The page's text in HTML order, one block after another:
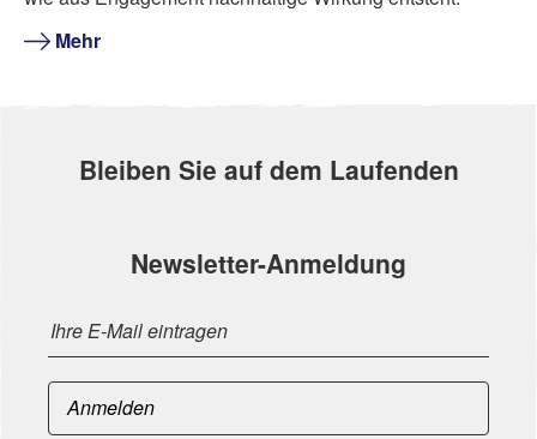
Mehr
Bleiben Sie auf dem Laufenden
Newsletter-Anmeldung